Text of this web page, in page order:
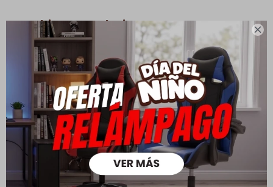

Cambios y Devoluciones
Todas las compras realizadas tienen un plazo de 5 días para
su cambio.
Ver mas
Medios de pago